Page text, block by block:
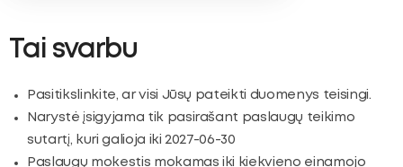
Tai svarbu
Pasitikslinkite, ar visi Jūsų pateikti duomenys teisingi.
Narystė įsigyjama tik pasirašant paslaugų teikimo
sutartį, kuri galioja iki 2027-06-30
Paslaugų mokestis mokamas iki kiekvieno einamojo